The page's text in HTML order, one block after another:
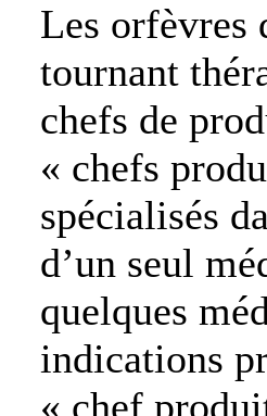
Les orfèvres
tournant
chefs de
« chefs
spécialisés
d’un seul
quelques
indications
« chef